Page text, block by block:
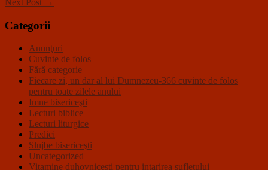
Next Post →
Categorii
Anunţuri
Cuvinte de folos
Fără categorie
Fiecare zi, un dar al lui Dumnezeu-366 cuvinte de folos
pentru toate zilele anului
Imne bisericeşti
Lecturi biblice
Lecturi liturgice
Predici
Slujbe bisericeşti
Uncategorized
Vitamine duhovnicesti pentru intarirea sufletului